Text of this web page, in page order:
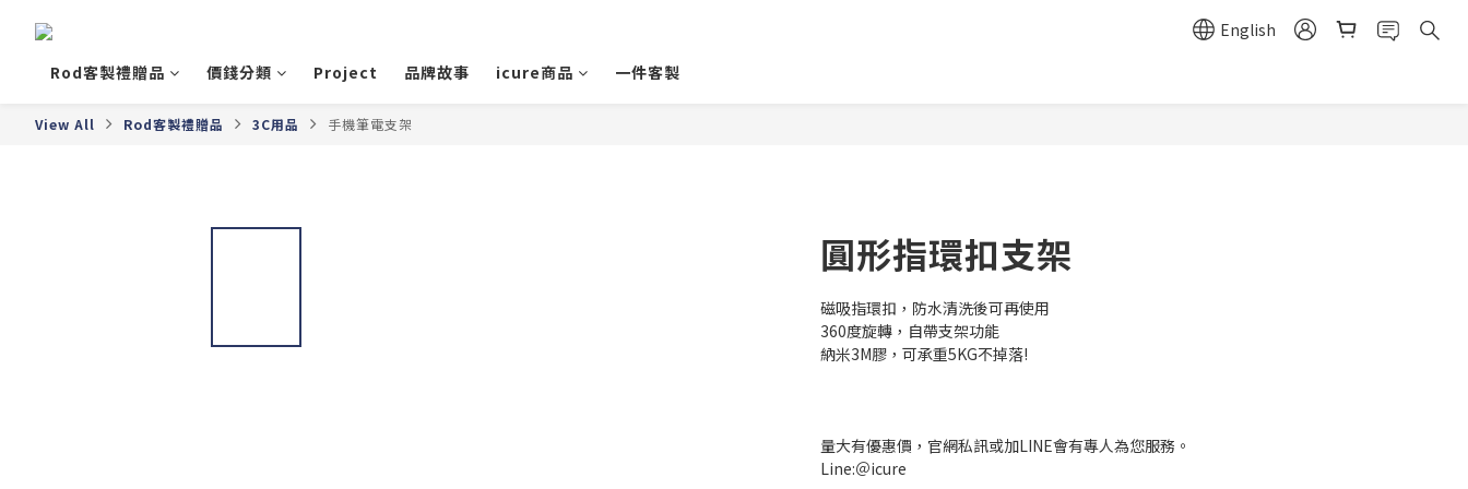
English
Rod客製禮贈品
價錢分類 Project 品牌故事 icure商品 一件客製
View All Rod客製禮贈品 3C用品 手機筆電支架
圓形指環扣支架
磁吸指環扣，防水清洗後可再使用
360度旋轉，自帶支架功能
納米3M膠，可承重5KG不掉落!
量大有優惠價，官網私訊或加LINE會有專人為您服務。
Line:＠icure